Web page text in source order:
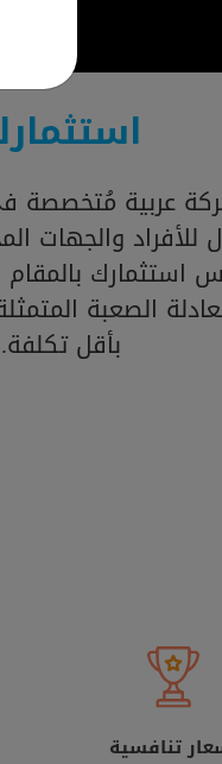
عربية مُتخصصة
والجهات
استثمارك بالمقام
الصعبة
بأقل تكلفة.
تنافسية